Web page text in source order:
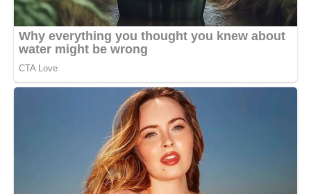
кредитами, розібратися з іншими фінансовими
проблемами.